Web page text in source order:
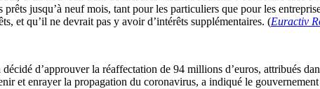
jusqu’à neuf mois, tant pour les particuliers que pour les
et qu’il ne devrait pas y avoir d’intérêts supplémentaires. (Euractiv
décidé d’approuver la réaffectation de 94 millions d’euros, attribués
et enrayer la propagation du coronavirus, a indiqué le